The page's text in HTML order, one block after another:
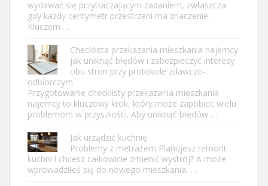
wydawać się przytłaczającym zadaniem, zwłaszcza
gdy każdy centymetr przestrzeni ma znaczenie.
Kluczem …
Checklista przekazania mieszkania najemcy:
jak uniknąć błędów i zabezpieczyć interesy
obu stron przy protokole zdawczo-
odbiorczym
Przygotowanie checklisty przekazania mieszkania
najemcy to kluczowy krok, który może zapobiec wielu
problemom w przyszłości. Aby uniknąć błędów …
Jak urządzić kuchnię
Problemy z metrażem Planujesz remont
kuchni i chcesz całkowicie zmienić wystrój? A może
wprowadziłeś się do nowego mieszkania, …